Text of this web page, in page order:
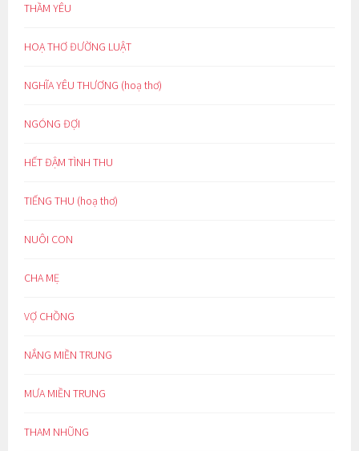
THẦM YÊU
HOẠ THƠ ĐƯỜNG LUẬT
NGHĨA YÊU THƯƠNG (hoạ thơ)
NGÓNG ĐỢI
HẾT ĐẬM TÌNH THU
TIẾNG THU (hoạ thơ)
NUÔI CON
CHA MẸ
VỢ CHỒNG
NẮNG MIỀN TRUNG
MƯA MIỀN TRUNG
THAM NHŨNG